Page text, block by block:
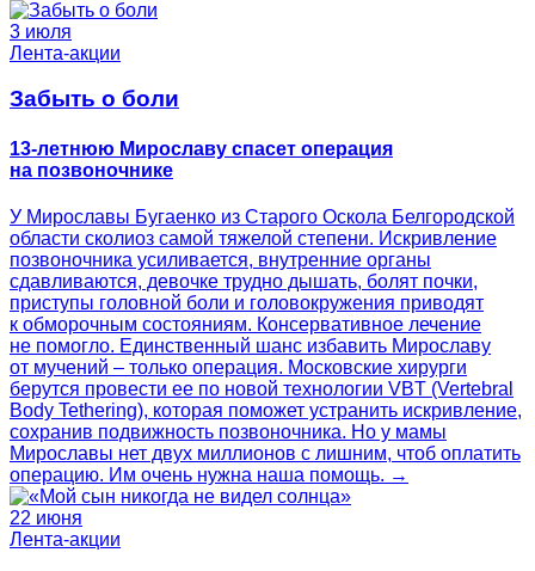
3 июля
Лента-акции
Забыть о боли
13-летнюю Мирославу спасет операция
на позвоночнике
У Мирославы Бугаенко из Старого Оскола Белгородской
области сколиоз самой тяжелой степени. Искривление
позвоночника усиливается, внутренние органы
сдавливаются, девочке трудно дышать, болят почки,
приступы головной боли и головокружения приводят
к обморочным состояниям. Консервативное лечение
не помогло. Единственный шанс избавить Мирославу
от мучений – только операция. Московские хирурги
берутся провести ее по новой технологии VBT (Vertebral
Body Tethering), которая поможет устранить искривление,
сохранив подвижность позвоночника. Но у мамы
Мирославы нет двух миллионов с лишним, чтоб оплатить
операцию. Им очень нужна наша помощь. →
22 июня
Лента-акции